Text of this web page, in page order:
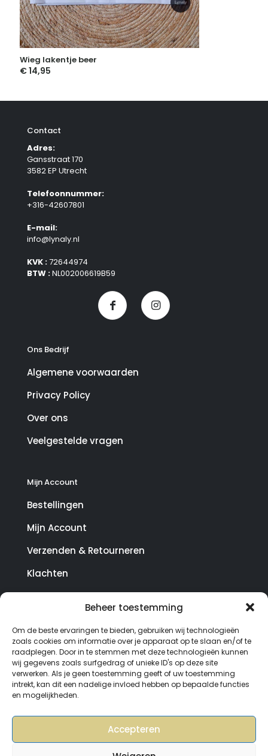
Beheer toestemming
Om de beste ervaringen te bieden, gebruiken wij technologieën
zoals cookies om informatie over je apparaat op te slaan en/of te
raadplegen. Door in te stemmen met deze technologieën kunnen
wij gegevens zoals surfgedrag of unieke ID's op deze site
verwerken. Als je geen toestemming geeft of uw toestemming
intrekt, kan dit een nadelige invloed hebben op bepaalde functies
en mogelijkheden.
Accepteren
Wieg lakentje beer
€14,95
Contact
Adres:
Gansstraat 170
3582 EP Utrecht
Telefoonnummer:
+316-42607801
E-mail:
info@lynaly.nl
KVK :72644974
BTW :NL002006619B59
Ons Bedrijf
Algemene voorwaarden
Privacy Policy
Over ons
Veelgestelde vragen
Mijn Account
Bestellingen
Mijn Account
Verzenden & Retourneren
Klachten
© Copyright SterrenHosting 2021-2026 - In opdracht
van Lynaly.nl